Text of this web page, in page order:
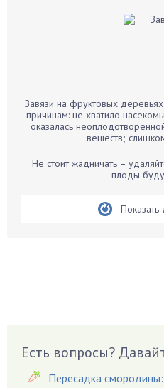
Бархатцы
Бегония
Бирючина
Вишня
Вредители
Завязи на фруктовых
причинам: не хватило
оказалась
веществ;
Не стоит жадничать –
плоды
Показать
Есть вопросы?
Пересадка